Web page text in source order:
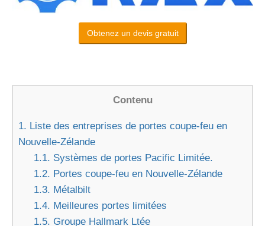
Obtenez un devis gratuit
Contenu
1. Liste des entreprises de portes coupe-feu en
Nouvelle-Zélande
1.1. Systèmes de portes Pacific Limitée.
1.2. Portes coupe-feu en Nouvelle-Zélande
1.3. Métalbilt
1.4. Meilleures portes limitées
1.5. Groupe Hallmark Ltée